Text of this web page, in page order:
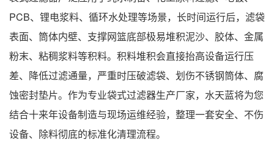
PCB、锂电浆料、循环水处理等场景，长时间运行后，滤袋
表面、筒体内壁、支撑网篮底部极易堆积泥沙、胶体、金属
粉末、粘稠浆料等积料。积料堆积会直接抬高设备运行压
差、降低过滤通量，严重时压破滤袋、划伤不锈钢筒体、腐
蚀密封垫片。作为专业袋式过滤器生产厂家，水天蓝将为您
结合十来年设备制造与现场运维经验，整理一套安全、不伤
设备、除料彻底的标准化清理流程。